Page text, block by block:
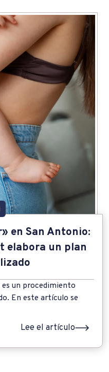
en San Antonio:
elabora un plan
un procedimiento
En este artículo se
Lee el artículo